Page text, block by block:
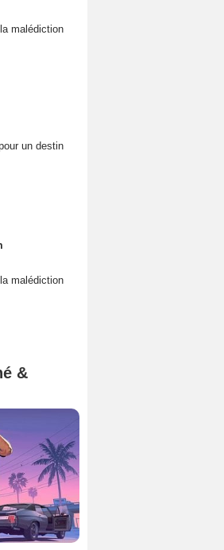
malédiction
un destin
malédiction
&